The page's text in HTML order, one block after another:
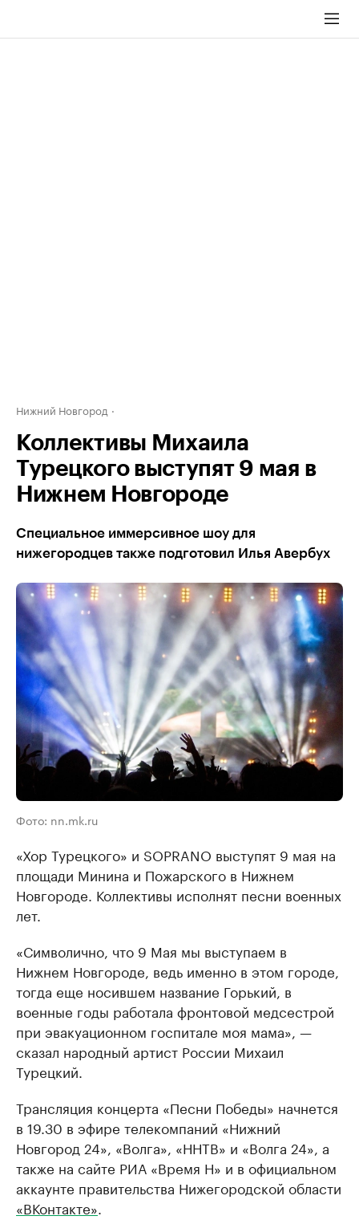
Нижний Новгород
Коллективы Михаила
Турецкого выступят 9 мая в
Нижнем Новгороде
Специальное иммерсивное шоу для
нижегородцев также подготовил Илья Авербух
Фото: nn.mk.ru
«Хор Турецкого» и SOPRANO выступят 9 мая на
площади Минина и Пожарского в Нижнем
Новгороде. Коллективы исполнят песни военных
лет.
«Символично, что 9 Мая мы выступаем в
Нижнем Новгороде, ведь именно в этом городе,
тогда еще носившем название Горький, в
военные годы работала фронтовой медсестрой
при эвакуационном госпитале моя мама», —
сказал народный артист России Михаил
Турецкий.
Трансляция концерта «Песни Победы» начнется
в 19.30 в эфире телекомпаний «Нижний
Новгород 24», «Волга», «ННТВ» и «Волга 24», а
также на сайте РИА «Время Н» и в официальном
аккаунте правительства Нижегородской области
«ВКонтакте»